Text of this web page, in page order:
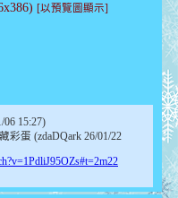
[以預覽圖顯示]
15:27)
彩蛋 (zdaDQark 26/01/22